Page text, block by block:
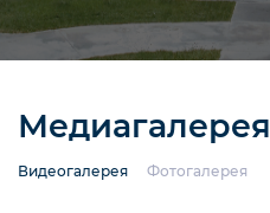
Медиагалерея
Видеогалерея
Фотогалерея